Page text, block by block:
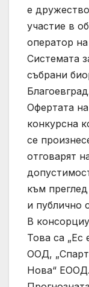
е
участие в
оператор
Системата
събрани
Офертата
конкурсна
се
отговарят
към
и публично
В
Това са „Ес
ООД,
Нова“ ЕООД.